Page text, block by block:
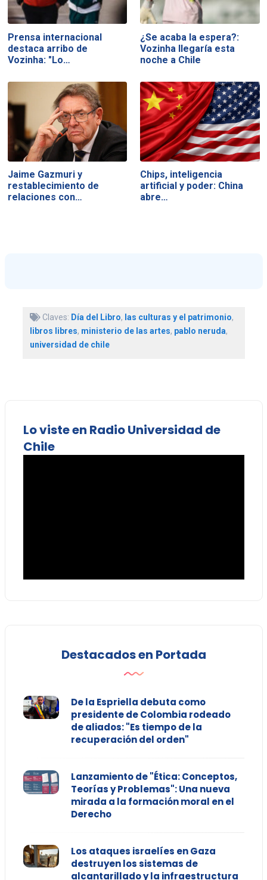
Prensa internacional
destaca arribo de
Vozinha: "Lo…
¿Se acaba la espera?:
Vozinha llegaría esta
noche a Chile
Jaime Gazmuri y
restablecimiento de
relaciones con…
Chips, inteligencia
artificial y poder: China
abre…
Claves: Día del Libro, las culturas y el patrimonio,
libros libres, ministerio de las artes, pablo neruda,
universidad de chile
Lo viste en Radio Universidad de
Chile
Destacados en Portada
De la Espriella debuta como
presidente de Colombia rodeado
de aliados: "Es tiempo de la
recuperación del orden"
Lanzamiento de "Ética: Conceptos,
Teorías y Problemas": Una nueva
mirada a la formación moral en el
Derecho
Los ataques israelíes en Gaza
destruyen los sistemas de
alcantarillado y la infraestructura